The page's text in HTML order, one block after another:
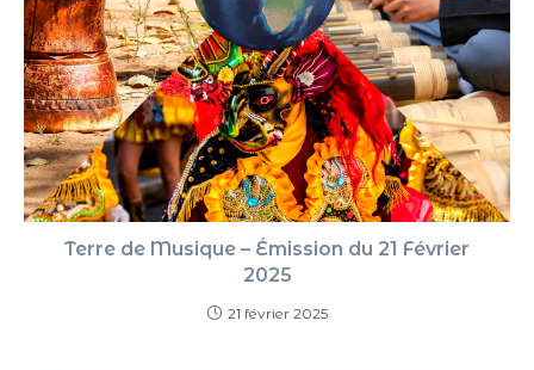
Terre de Musique – Émission du 21 Février
2025
21 février 2025